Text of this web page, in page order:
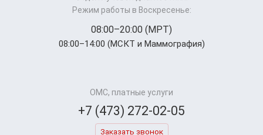
Режим работы в Воскресенье:
08:00–20:00 (МРТ)
08:00–14:00 (МСКТ и Маммография)
ОМС, платные услуги
+7 (473) 272-02-05
Заказать звонок